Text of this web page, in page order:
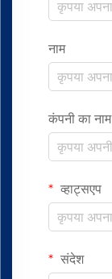
नाम
कंपनी का नाम
व्हाट्सएप
संदेश